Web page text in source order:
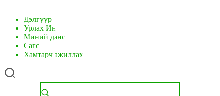
Дэлгүүр
Урлах Ин
Миний данс
Сагс
Хамтарч ажиллах